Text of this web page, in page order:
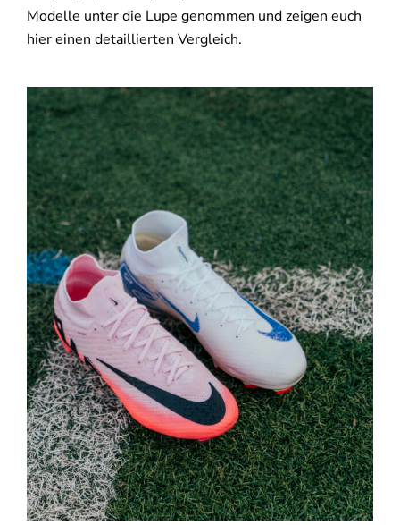
Modelle unter die Lupe genommen und zeigen euch
hier einen detaillierten Vergleich.